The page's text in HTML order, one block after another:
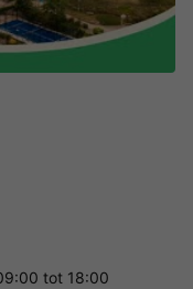
tot 18:00